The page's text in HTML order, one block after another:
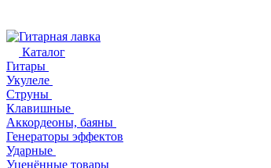
Каталог
Гитары
Укулеле
Струны
Клавишные
Аккордеоны, баяны
Генераторы эффектов
Ударные
Уценённые товары